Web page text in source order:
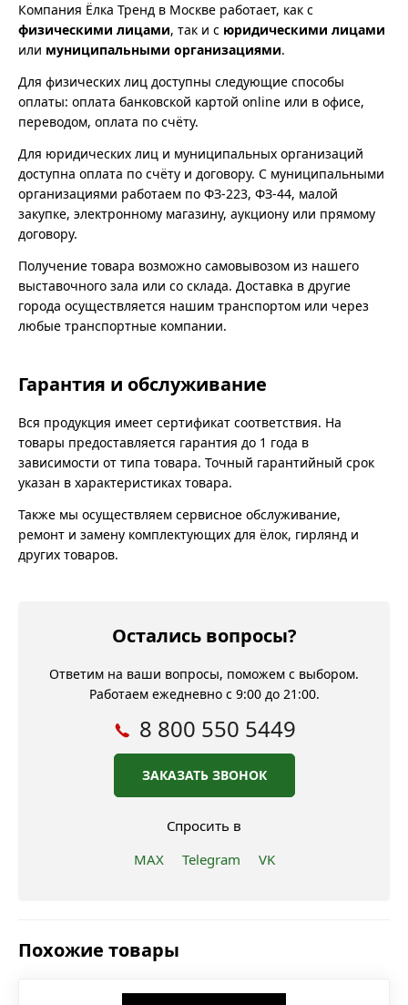
Компания Ёлка Тренд в Москве работает, как с
физическими лицами, так и с юридическими лицами
или муниципальными организациями.
Для физических лиц доступны следующие способы
оплаты: оплата банковской картой online или в офисе,
переводом, оплата по счёту.
Для юридических лиц и муниципальных организаций
доступна оплата по счёту и договору. С муниципальными
организациями работаем по ФЗ-223, ФЗ-44, малой
закупке, электронному магазину, аукциону или прямому
договору.
Получение товара возможно самовывозом из нашего
выставочного зала или со склада. Доставка в другие
города осуществляется нашим транспортом или через
любые транспортные компании.
Гарантия и обслуживание
Вся продукция имеет сертификат соответствия. На
товары предоставляется гарантия до 1 года в
зависимости от типа товара. Точный гарантийный срок
указан в характеристиках товара.
Также мы осуществляем сервисное обслуживание,
ремонт и замену комплектующих для ёлок, гирлянд и
других товаров.
Остались вопросы?
Ответим на ваши вопросы, поможем с выбором.
Работаем ежедневно с 9:00 до 21:00.
8 800 550 5449
ЗАКАЗАТЬ ЗВОНОК
Спросить в
MAX
Telegram VK
Похожие товары